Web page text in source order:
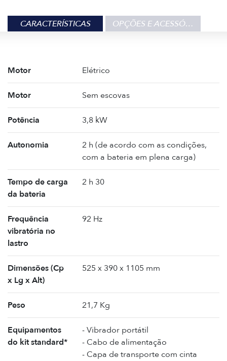
CARACTERÍSTICAS OPÇÕES E ACESSÓRIOS
Motor Elétrico
Motor Sem escovas
Potência 3,8 kW
Autonomia
2 h (de acordo com as condições,
com a bateria em plena carga)
Tempo de carga
da bateria
2 h 30
Frequência
vibratória no
lastro
92 Hz
Dimensões (Cp
x Lg x Alt)
525 x 390 x 1105 mm
Peso 21,7 Kg
Equipamentos
do kit standard*
- Vibrador portátil
- Cabo de alimentação
- Capa de transporte com cinta